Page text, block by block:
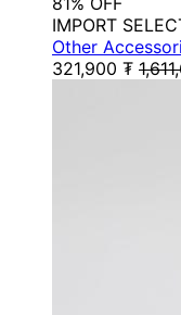
IMPORT
Other
321,900 ₮